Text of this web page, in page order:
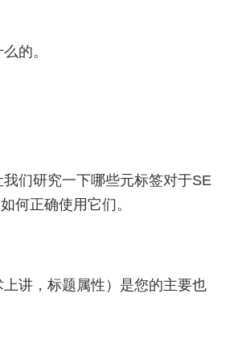
的。
们研究一下哪些元标签对于SE
何正确使用它们。
讲，标题属性）是您的主要也